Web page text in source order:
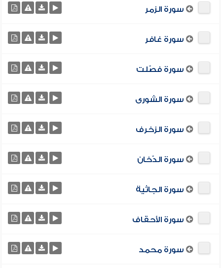
سورة الزمر
سورة غافر
سورة فصّلت
سورة الشورى
سورة الزخرف
سورة الدّخان
سورة الجاثية
سورة الأحقاف
سورة محمد